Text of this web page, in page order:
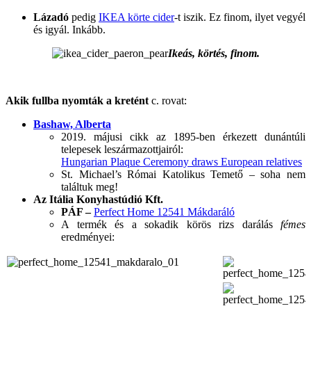
Lázadó pedig IKEA körte cider-t iszik. Ez finom, ilyet vegyél
és igyál. Inkább.
Ikeás, körtés, finom.
Akik fullba nyomták a kretént c. rovat:
Bashaw, Alberta
2019. májusi cikk az 1895-ben érkezett dunántúli
telepesek leszármazottjairól:
Hungarian Plaque Ceremony draws European relatives
St. Michael’s Római Katolikus Temető – soha nem
találtuk meg!
Az Itália Konyhastúdió Kft.
PÁF – Perfect Home 12541 Mákdaráló
A termék és a sokadik körös rizs darálás fémes
eredményei: